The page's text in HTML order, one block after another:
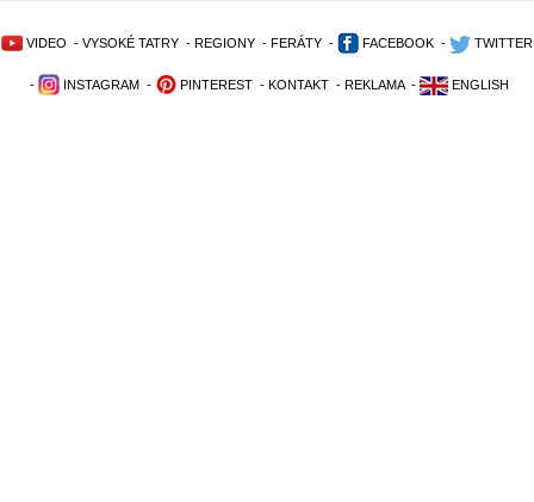
VIDEO - VYSOKÉ TATRY - REGIONY - FERÁTY - FACEBOOK - TWITTER
- INSTAGRAM - PINTEREST - KONTAKT - REKLAMA - ENGLISH